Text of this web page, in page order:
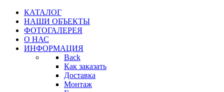
КАТАЛОГ
НАШИ ОБЪЕКТЫ
ФОТОГАЛЕРЕЯ
О НАС
ИНФОРМАЦИЯ
Back
Как заказать
Доставка
Монтаж